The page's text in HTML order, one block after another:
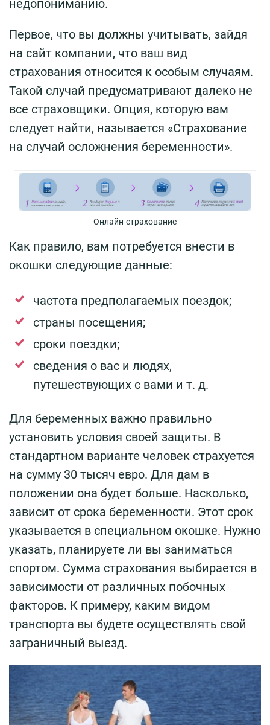
недопониманию.
Первое, что вы должны учитывать, зайдя
на сайт компании, что ваш вид
страхования относится к особым случаям.
Такой случай предусматривают далеко не
все страховщики. Опция, которую вам
следует найти, называется «Страхование
на случай осложнения беременности».
Онлайн-страхование
Как правило, вам потребуется внести в
окошки следующие данные:
частота предполагаемых поездок;
страны посещения;
сроки поездки;
сведения о вас и людях,
путешествующих с вами и т. д.
Для беременных важно правильно
установить условия своей защиты. В
стандартном варианте человек страхуется
на сумму 30 тысяч евро. Для дам в
положении она будет больше. Насколько,
зависит от срока беременности. Этот срок
указывается в специальном окошке. Нужно
указать, планируете ли вы заниматься
спортом. Сумма страхования выбирается в
зависимости от различных побочных
факторов. К примеру, каким видом
транспорта вы будете осуществлять свой
заграничный выезд.